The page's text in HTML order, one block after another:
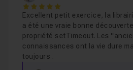
Leçon 11
Leçon 12 Conclusion
5
Excellent petit exercice, la
a été une vraie bonne
propriété setTimeout. Les
connaissances ont la vie dure
toujours .